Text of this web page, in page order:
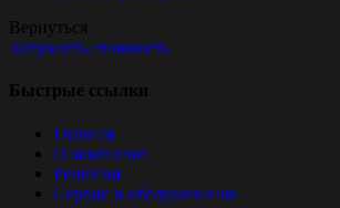
Вернуться
Запросить стоимость
Быстрые ссылки
Главная
О компании
Решения
Сервис и обслуживание